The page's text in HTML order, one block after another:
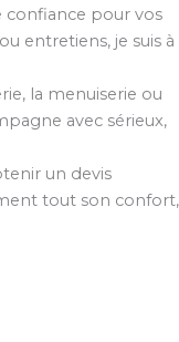
confiance pour vos
entretiens, je suis à
la menuiserie ou
avec sérieux,
un devis
tout son confort,